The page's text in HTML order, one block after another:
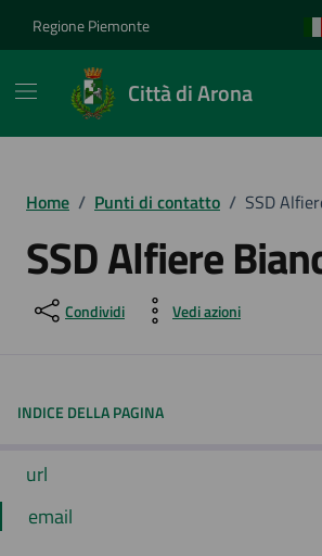
Regione Piemonte
Città di Arona
Home / Punti di contatto / SSD
SSD Alfiere
Condividi Vedi azioni
INDICE DELLA PAGINA
url
email